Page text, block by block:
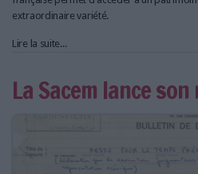
extraordinaire variété.
Lire la suite...
La Sacem lance